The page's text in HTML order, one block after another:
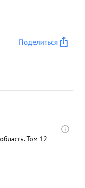
Поделиться
Том 12